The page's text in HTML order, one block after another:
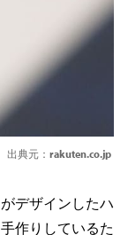
出典元： rakuten.co.jp
デザインしたハ
作りしているた